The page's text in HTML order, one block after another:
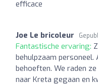
efficace
Joe Le bricoleur
Fantastische ervaring:
behulpzaam personeel.
behoeften. We raden
naar Kreta gegaan en